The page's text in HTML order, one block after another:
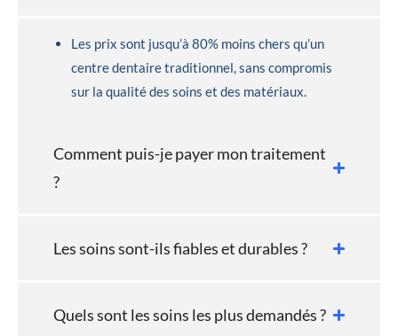
Les prix sont jusqu’à 80% moins chers qu’un
centre dentaire traditionnel, sans compromis
sur la qualité des soins et des matériaux.
Comment puis-je payer mon traitement
?
Les soins sont-ils fiables et durables ?
Quels sont les soins les plus demandés ?